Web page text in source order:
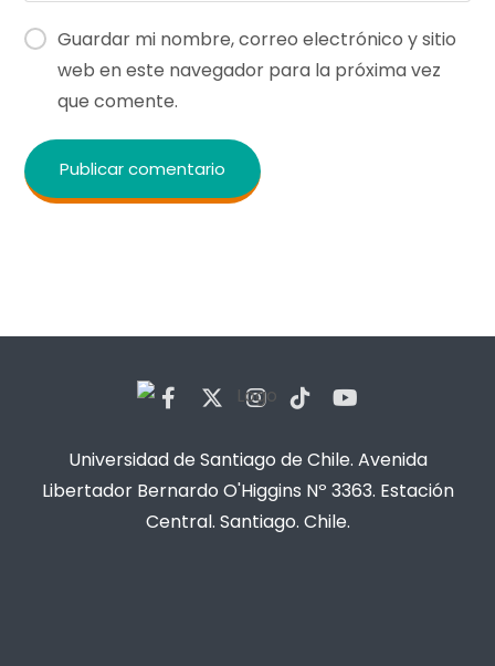
Guardar mi nombre, correo electrónico y sitio
web en este navegador para la próxima vez
que comente.
Publicar comentario
Universidad de Santiago de Chile. Avenida
Libertador Bernardo O'Higgins Nº 3363. Estación
Central. Santiago. Chile.